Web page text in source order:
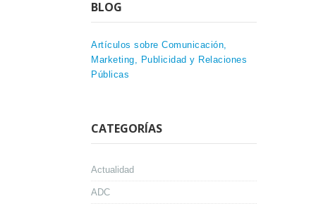
BLOG
Artículos sobre Comunicación,
Marketing, Publicidad y Relaciones
Públicas
CATEGORÍAS
Actualidad
ADC